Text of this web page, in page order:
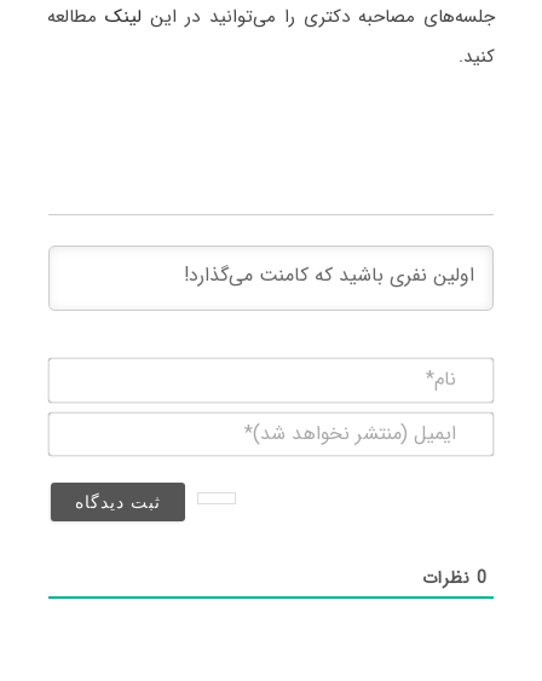
جلسه‌های مصاحبه دکتری را می‌توانید در این لینکمطالعه
کنید.
(منتشر
0نظرات